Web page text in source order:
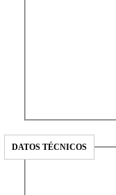
DATOS TÉCNICOS